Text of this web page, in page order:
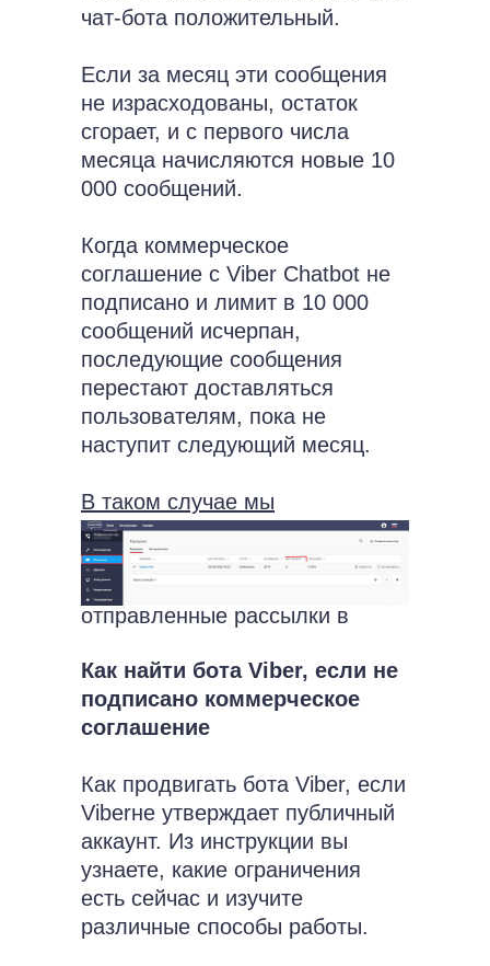
чат-бота положительный.
Если за месяц эти сообщения
не израсходованы, остаток
сгорает, и с первого числа
месяца начисляются новые 10
000 сообщений.
Когда коммерческое
соглашение с Viber Chatbot не
подписано и лимит в 10 000
сообщений исчерпан,
последующие сообщения
перестают доставляться
пользователям, пока не
наступит следующий месяц.
В таком случае мы
настоятельно рекомендуем
следить по таблице рассылок
за тем, доставляются ли
отправленные рассылки в
0, то сообщения
израсходованы и нужно ждать
начала следующего месяца.
Как найти бота Viber, если не
подписано коммерческое
соглашение
Как продвигать бота Viber, если
Viberне утверждает публичный
аккаунт. Из инструкции вы
узнаете, какие ограничения
есть сейчас и изучите
различные способы работы.